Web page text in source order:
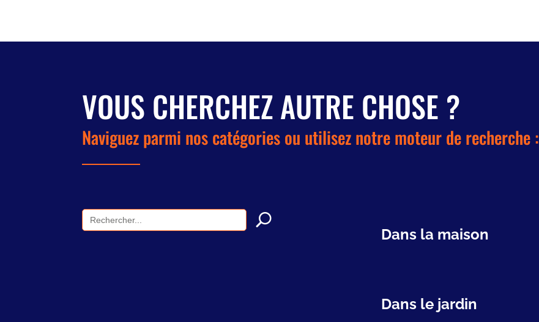
VOUS CHERCHEZ AUTRE CHOSE ?
Naviguez parmi nos catégories ou utilisez notre moteur de recherche :
Search
for:
Dans la maison
Dans le jardin